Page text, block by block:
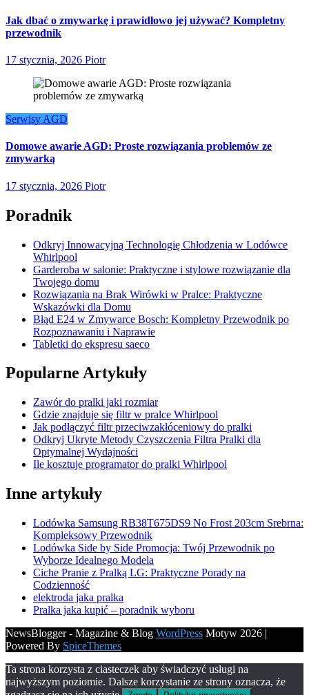
Jak dbać o zmywarkę i prawidłowo jej używać? Kompletny
przewodnik
17 stycznia, 2026 Piotr
Serwisy AGD
Domowe awarie AGD: Proste rozwiązania problemów ze
zmywarką
17 stycznia, 2026 Piotr
Poradnik
Odkryj Innowacyjną Technologię Chłodzenia w Lodówce
Whirlpool
Garderoba w salonie: Praktyczne i stylowe rozwiązanie dla
Twojego domu
Rozwiązania na Brak Wirówki w Pralce: Praktyczne
Wskazówki dla Domu
Błąd E24 w Zmywarce Bosch: Kompletny Przewodnik po
Rozpoznawaniu i Naprawie
Tabletki do ekspresu saeco
Popularne Artykuły
Zawór do pralki jaki rozmiar
Gdzie znajduje się filtr w pralce Whirlpool
Jak podłączyć filtr przeciwzakłóceniowy do pralki
Odkryj Ukryte Metody Czyszczenia Filtra Pralki dla
Optymalnej Wydajności
Ile kosztuje programator do pralki Whirlpool
Inne artykuły
Lodówka Samsung RB38T675DS9 No Frost 203cm Srebrna:
Kompleksowy Przewodnik
Lodówka Side by Side Promocja: Twój Przewodnik po
Wyborze Idealnego Modela
Ciche Pranie z Pralką LG: Praktyczne Porady na
Codzienność
elektroda jaka pralka
Pralka jaka kupić – poradnik wyboru
NewsBlogger - Magazine & Blog WordPress Motyw 2026 |
Powered By SpiceThemes
Ta strona korzysta z ciasteczek aby świadczyć usługi na
najwyższym poziomie. Dalsze korzystanie ze strony oznacza, że